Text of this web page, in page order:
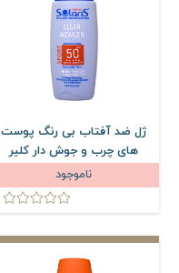
ژل ضد آفتاب بی رنگ پوست
های چرب و جوش دار کلیر
حجم 100 میلی لیتر
ناموجود